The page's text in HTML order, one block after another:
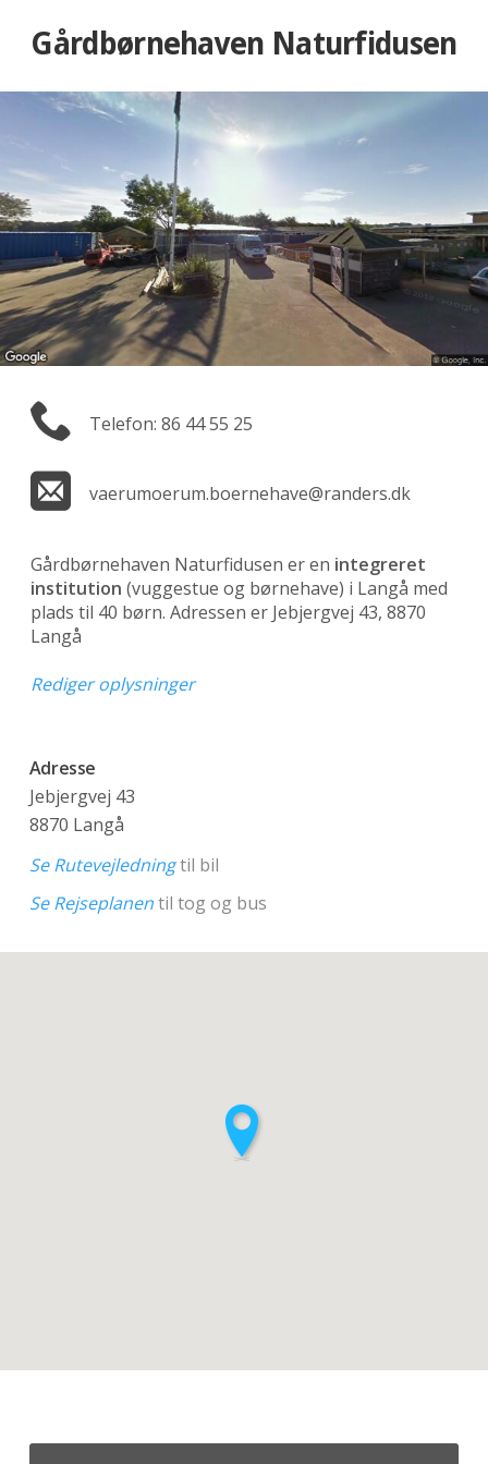
Gårdbørnehaven Naturfidusen
Telefon: 86 44 55 25
vaerumoerum.boernehave@randers.dk
Gårdbørnehaven Naturfidusen er en integreret
institution (vuggestue og børnehave) i Langå med
plads til 40 børn. Adressen er Jebjergvej 43, 8870
Langå
Rediger oplysninger
Adresse
Jebjergvej 43
8870 Langå
Se Rutevejledningtil bil
Se Rejseplanentil tog og bus